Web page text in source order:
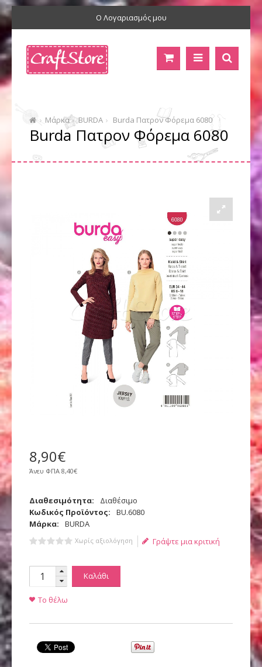
Ο Λογαριασμός μου
Μάρκα BURDA Burda Πατρον Φόρεμα 6080
Burda Πατρον Φόρεμα 6080
8,90€
Άνευ ΦΠΑ 8,40€
Διαθεσιμότητα:
Διαθέσιμο
Κωδικός Προϊόντος:
BU.6080
Μάρκα:
BURDA
Χωρίς αξιολόγηση Γράψτε μια κριτική
Καλάθι
Το θέλω